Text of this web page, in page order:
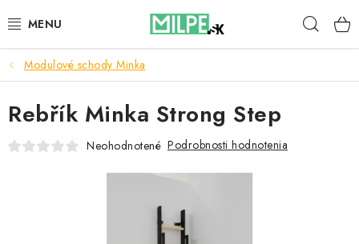
na
STREŠNÉ OKNÁ
PODKROVNÉ SCHODY
DOM A ZÁHRADA
Modulové schody Minka
Rebřík Minka Strong Step
Neohodnotené Podrobnosti hodnotenia